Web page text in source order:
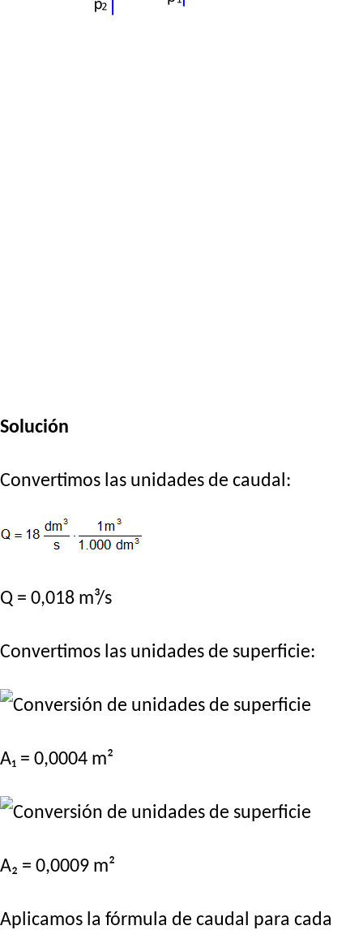
Solución
Convertimos las unidades de caudal:
Q = 0,018 m³/s
Convertimos las unidades de superficie:
A₁ = 0,0004 m²
A₂ = 0,0009 m²
Aplicamos la fórmula de caudal para cada